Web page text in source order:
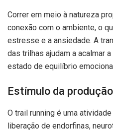
Correr em meio à natureza
conexão com o ambiente, o
estresse e a ansiedade. A
das trilhas ajudam a acalmar
estado de equilíbrio
Estímulo da
O trail running é uma
liberação de endorfinas,